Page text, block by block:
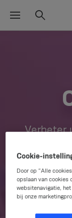
Verbeter
Cookie-
Door op “Alle
opslaan van cookies
websitenavigatie,
bij onze